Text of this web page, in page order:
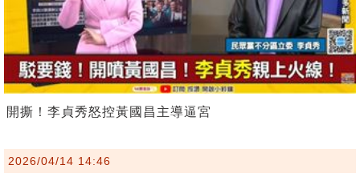
開撕！李貞秀怒控黃國昌主導逼宮
2026/04/14 14:46